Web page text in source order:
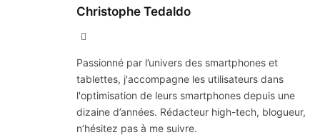
Christophe Tedaldo
Passionné par l’univers des smartphones et
tablettes, j'accompagne les utilisateurs dans
l'optimisation de leurs smartphones depuis une
dizaine d’années. Rédacteur high-tech, blogueur,
n’hésitez pas à me suivre.